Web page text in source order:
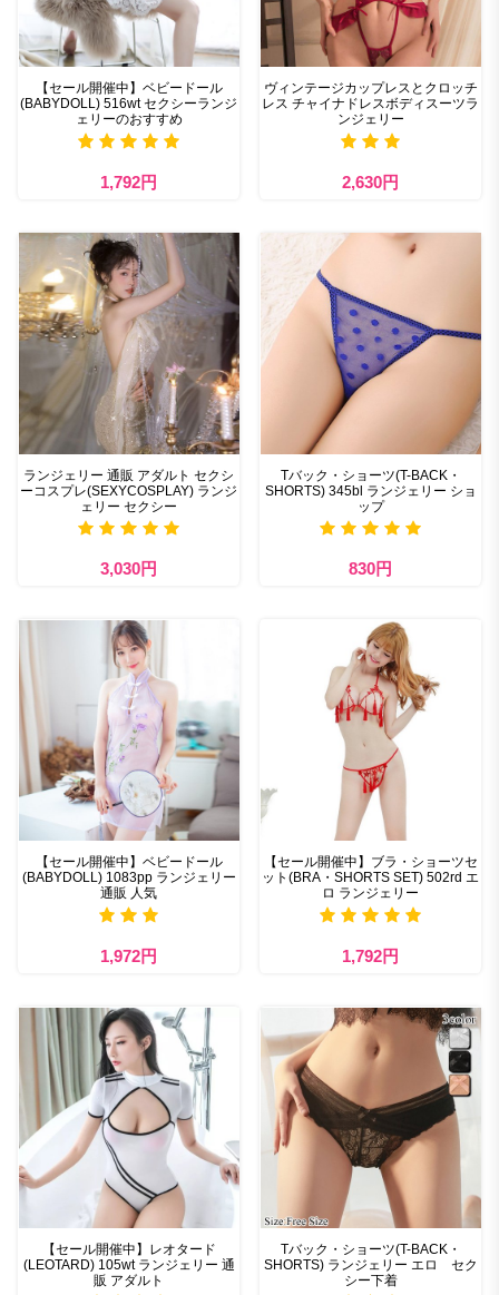
【セール開催中】ベビードール
(BABYDOLL) 516wt セクシーランジ
ェリーのおすすめ
1,792円
ヴィンテージカップレスとクロッチ
レス チャイナドレスボディスーツラ
ンジェリー
2,630円
ランジェリー 通販 アダルト セクシ
ーコスプレ(SEXYCOSPLAY) ランジ
ェリー セクシー
3,030円
Tバック・ショーツ(T-BACK・
SHORTS) 345bl ランジェリー ショ
ップ
830円
【セール開催中】ベビードール
(BABYDOLL) 1083pp ランジェリー
通販 人気
1,972円
【セール開催中】ブラ・ショーツセ
ット(BRA・SHORTS SET) 502rd エ
ロ ランジェリー
1,792円
【セール開催中】レオタード
(LEOTARD) 105wt ランジェリー 通
販 アダルト
Tバック・ショーツ(T-BACK・
SHORTS) ランジェリー エロ セク
シー下着